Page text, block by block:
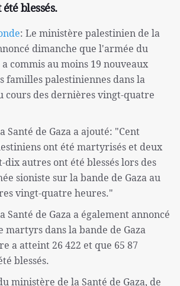
blessés.
: Le ministère palestinien de la
dimanche que l'armée du
commis au moins 19 nouveaux
familles palestiniennes dans la
cours des dernières vingt-quatre
Santé de Gaza a ajouté: "Cent
ont été martyrisés et deux
autres ont été blessés lors des
sioniste sur la bande de Gaza au
vingt-quatre heures."
Santé de Gaza a également annoncé
martyrs dans la bande de Gaza
a atteint 26 422 et que 65 87
blessés.
ministère de la Santé de Gaza, de